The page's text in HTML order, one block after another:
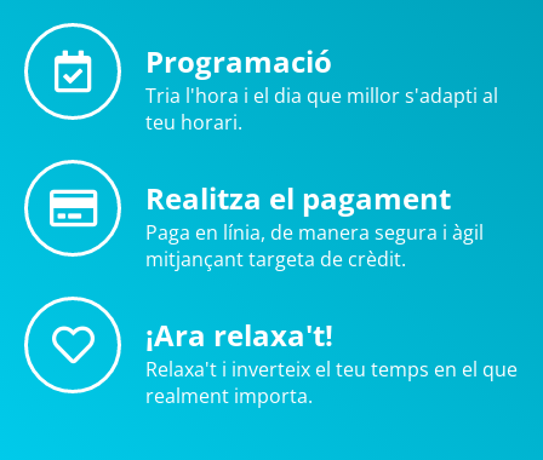
Programació
Tria l'hora i el dia que millor s'adapti al
teu horari.
Realitza el pagament
Paga en línia, de manera segura i àgil
mitjançant targeta de crèdit.
¡Ara relaxa't!
Relaxa't i inverteix el teu temps en el que
realment importa.